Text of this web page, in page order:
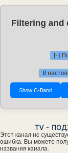
Filtering and
[+]
В
TV -
Этот канал не
ошибка. Вы можете
названия канала.